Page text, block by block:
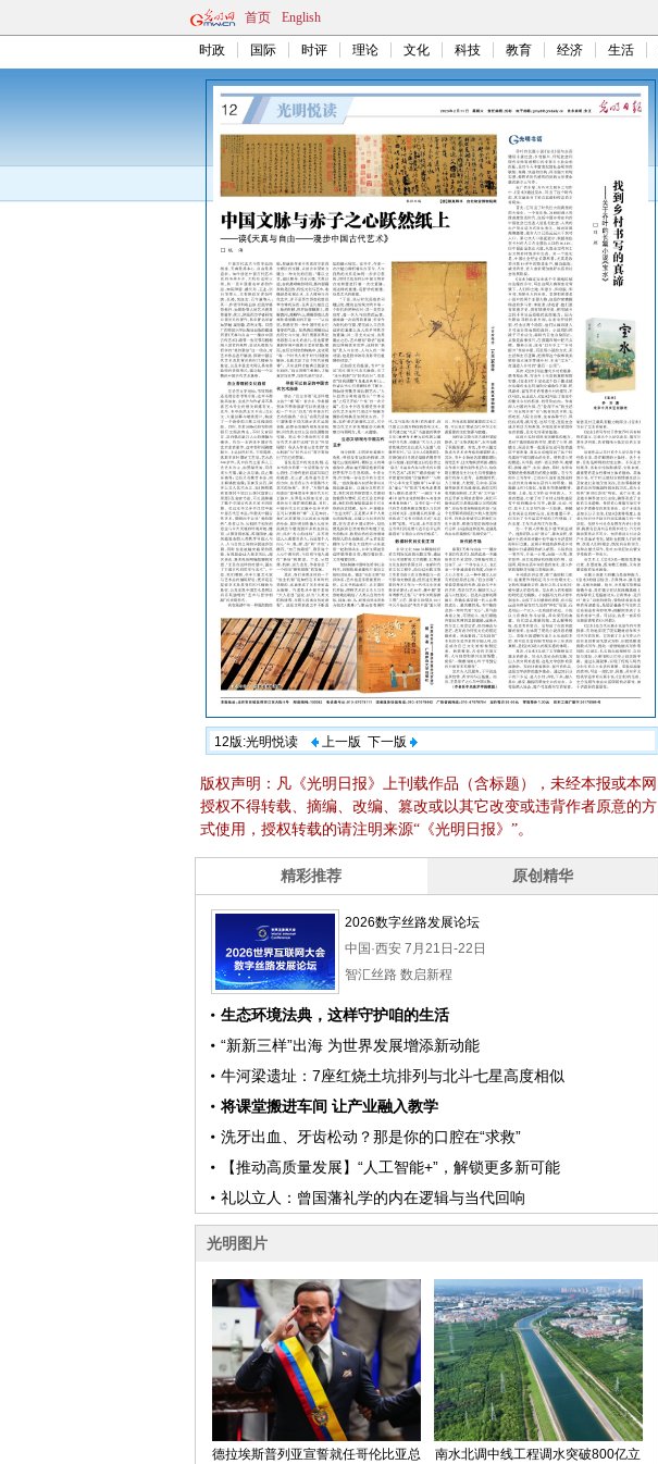
首页 English
时政 国际 时评 理论 文化 科技 教育 经济 生活
12版:光明悦读 上一版 下一版
版权声明：凡《光明日报》上刊载作品（含标题），未经本报或本网
授权不得转载、摘编、改编、篡改或以其它改变或违背作者原意的方
式使用，授权转载的请注明来源“《光明日报》”。